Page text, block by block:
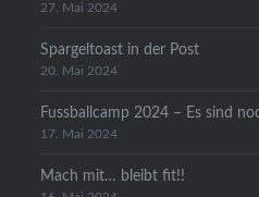
27. Mai 2024
Spargeltoast in der Post
20. Mai 2024
Fussballcamp 2024 – Es sind
17. Mai 2024
Mach mit… bleibt fit!!